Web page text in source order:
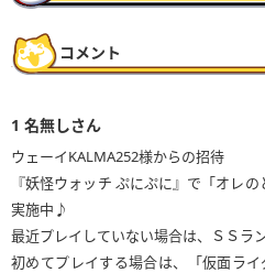
コメント
1 名無しさん
ウェーイKALMA252様からの招待
『妖怪ウォッチ ぷにぷに』で「オレ
実施中♪
最近プレイしていない場合は、ＳＳラ
初めてプレイする場合は、「仮面ラ